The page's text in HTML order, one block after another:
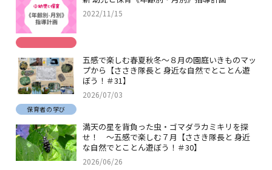
2022/11/15
五感で楽しむ春夏秋冬～８月の園庭いきものマッ
プから【ささき隊長と 身近な自然でとことん遊
ぼう！＃31】
2026/07/03
保育者の学び
満天の星を背負った虫・ゴマダラカミキリを探
せ！ ～五感で楽しむ７月【ささき隊長と 身近
な自然でとことん遊ぼう！＃30】
2026/06/26